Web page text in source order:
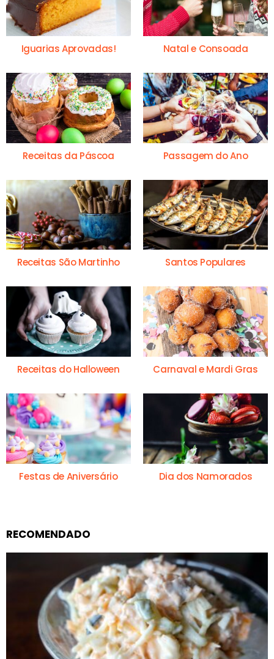
Iguarias Aprovadas! Natal e Consoada
Receitas da Páscoa Passagem do Ano
Receitas São Martinho Santos Populares
Receitas do Halloween Carnaval e Mardi Gras
Festas de Aniversário Dia dos Namorados
RECOMENDADO